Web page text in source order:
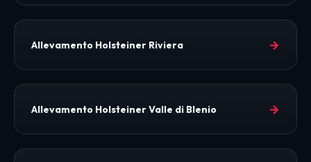
Allevamento Holsteiner Riviera →
Allevamento Holsteiner Valle di Blenio →